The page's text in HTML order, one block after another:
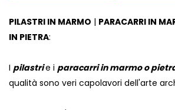
PILASTRI IN MARMO | PARACARRI IN
IN PIETRA:
I pilastrie i paracarri in marmo o
qualità sono veri capolavori dell'arte